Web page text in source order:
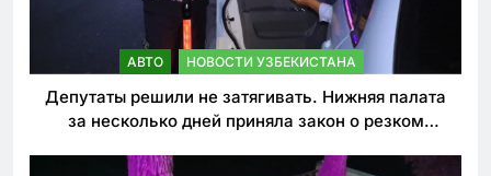
АВТО НОВОСТИ УЗБЕКИСТАНА
Депутаты решили не затягивать. Нижняя палата
за несколько дней приняла закон о резком